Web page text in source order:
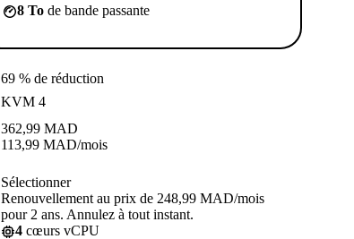
8 To de bande passante
69 % de réduction
KVM 4
362,99 MAD
113,99 MAD/mois
Sélectionner
Renouvellement au prix de 248,99 MAD/mois
pour 2 ans. Annulez à tout instant.
4 cœurs vCPU